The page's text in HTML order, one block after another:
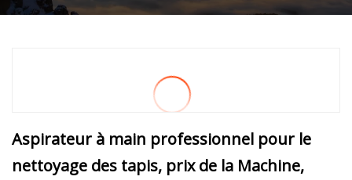
Aspirateur à main professionnel pour le
nettoyage des tapis, prix de la Machine,